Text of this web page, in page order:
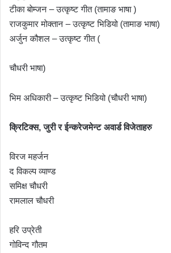
टीका बोम्जन – उत्कृष्ट गीत (तामाङ भाषा )
राजकुमार मोक्तान – उत्कृष्ट भिडियो (तामाङ भाषा)
अर्जुन कौशल – उत्कृष्ट गीत (
चौधरी भाषा)
भिम अधिकारी – उत्कृष्ट भिडियो (चौधरी भाषा)
क्रिटिक्स, जुरी र ईन्करेजमेन्ट अवार्ड विजेताहरु
विरज महर्जन
द विकल्प व्याण्ड
समिक्ष चौधरी
रामलाल चौधरी
हरि उप्रेती
गोविन्द गौतम